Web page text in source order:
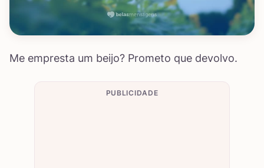
Me empresta um beijo? Prometo que devolvo.
PUBLICIDADE